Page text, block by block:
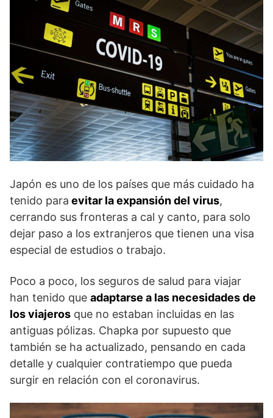
Japón es uno de los países que más cuidado ha
tenido para evitar la expansión del virus,
cerrando sus fronteras a cal y canto, para solo
dejar paso a los extranjeros que tienen una visa
especial de estudios o trabajo.
Poco a poco, los seguros de salud para viajar
han tenido que adaptarse a las necesidades de
los viajeros que no estaban incluidas en las
antiguas pólizas. Chapka por supuesto que
también se ha actualizado, pensando en cada
detalle y cualquier contratiempo que pueda
surgir en relación con el coronavirus.